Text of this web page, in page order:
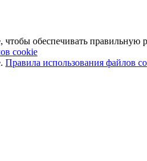
обеспечивать правильную
cookie
Правила использования файлов